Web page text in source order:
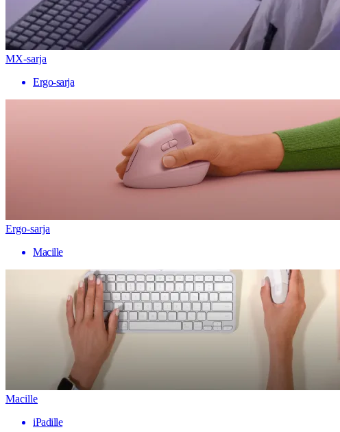
MX-sarja
Ergo-sarja
Ergo-sarja
Macille
Macille
iPadille